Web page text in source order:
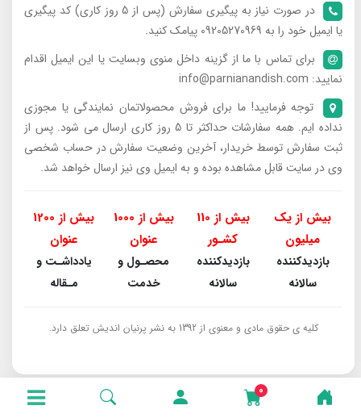
0
در صورت نیاز به پیگیری سفارش (پس از 5 روز کاری) کد پیگیری
یا ایمیل خود را به 09205270969 پیامک کنید.
برای تماس با ما از گزینه داخل منوی وبسایت یا این ایمیل اقدام
نمایید: info@parnianandish.com
توجه فرمایید! ما برای فروش محصولاتمان نمایندگی یا مجوزی
نداده ایم. همه سفارشات حداکثر تا 5 روز کاری ارسال می شود. پس از
ثبت سفارش توسط خریدار، آخرین وضعیت سفارش در حساب شخصی
وی در سایت قابل مشاهده بوده و به ایمیل وی نیز ارسال خواهد شد.
بیش از یک
میلیون
بازدیدکننده
سالانه
بیش از 110
کشـور
بازدیدکننده
سالانه
بیش از 1000
عنوان
محصـول و
خدمت
بیش از 1200
عنوان
یادداشـت و
مـقاله
کلیه ی حقوق مادی و معنوی از 1392 به نشر پرنیان اندیش تعلق دارد.